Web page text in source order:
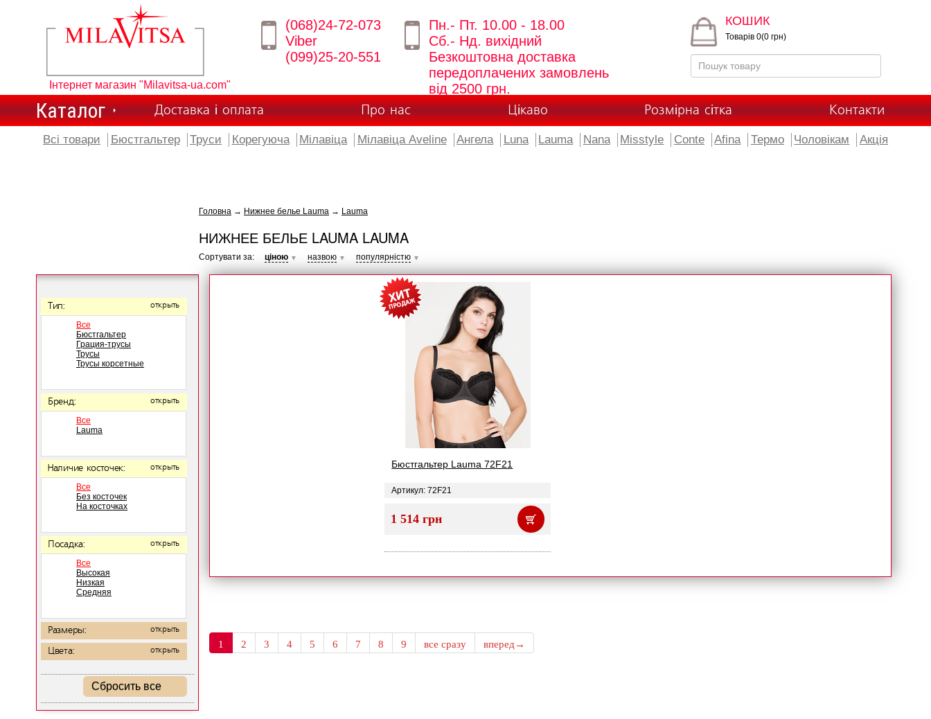
Інтернет магазин "Milavitsa-ua.com"
(068)24-72-073
Viber
(099)25-20-551
Пн.- Пт. 10.00 - 18.00
Сб.- Нд. вихідний
Безкоштовна доставка
передоплачених замовлень
від 2500 грн.
КОШИК
Товарів 0(0 грн)
Каталог Доставка і оплата Про нас Цікаво Розмірна сітка Контакти
Всі товари Бюстгальтер Труси Корегуюча Мілавіца Мілавіца Aveline Ангела Luna Lauma Nana Misstyle Conte Afina Термо Чоловікам Акція
Тип: открыть
Все
Бюстгальтер
Грация-трусы
Трусы
Трусы корсетные
Бренд: открыть
Все
Lauma
Наличие косточек: открыть
Все
Без косточек
На косточках
Посадка: открыть
Все
Высокая
Низкая
Средняя
Размеры: открыть
Цвета: открыть
Сбросить все
Головна → Нижнее белье Lauma → Lauma
НИЖНЕЕ БЕЛЬЕ LAUMA LAUMA
Сортувати за: ціною ▼ назвою ▼ популярністю ▼
Бюстгальтер Lauma 72F21
Артикул: 72F21
1 514 грн
1 2 3 4 5 6 7 8 9 все сразу вперед→